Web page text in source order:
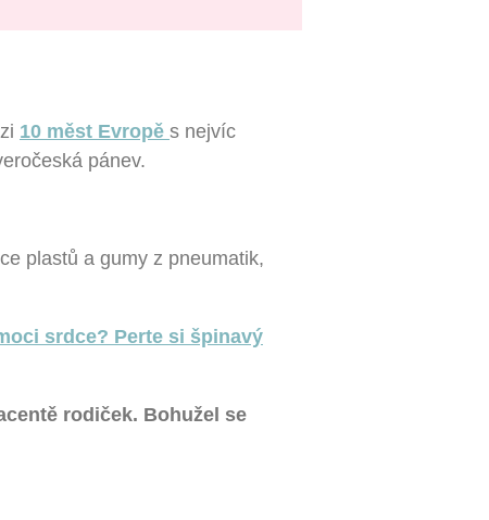
10 měst Evropě s nejvíc
pánev.
plastů a gumy z pneumatik,
srdce? Perte si špinavý
rodiček. Bohužel se